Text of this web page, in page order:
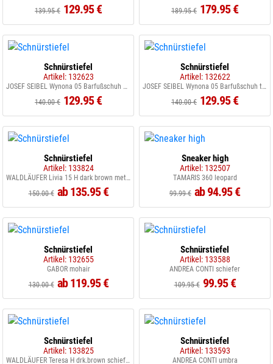
139.95 € 129.95 €
189.95 € 179.95 €
Schnürstiefel
Artikel: 132623
JOSEF SEIBEL Wynona 05 Barfußschuh chocolate
140.00 € 129.95 €
Schnürstiefel
Artikel: 132622
JOSEF SEIBEL Wynona 05 Barfußschuh tanne
140.00 € 129.95 €
Schnürstiefel
Artikel: 133824
WALDLÄUFER Livia 15 H dark brown metallic
150.00 € ab 135.95 €
Sneaker high
Artikel: 132507
TAMARIS 360 leopard
99.99 € ab 94.95 €
Schnürstiefel
Artikel: 132655
GABOR mohair
130.00 € ab 119.95 €
Schnürstiefel
Artikel: 133588
ANDREA CONTI schiefer
109.95 € 99.95 €
Schnürstiefel
Artikel: 133825
WALDLÄUFER Teresa H drk.brown schiefer
Schnürstiefel
Artikel: 133593
ANDREA CONTI umbra